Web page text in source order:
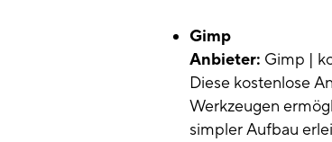
Gimp
Anbieter: Gimp |
Diese kostenlose
Werkzeugen
simpler Aufbau